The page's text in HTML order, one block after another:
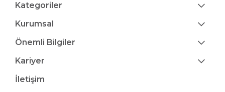
Kategoriler
Kurumsal
Önemli Bilgiler
Kariyer
İletişim